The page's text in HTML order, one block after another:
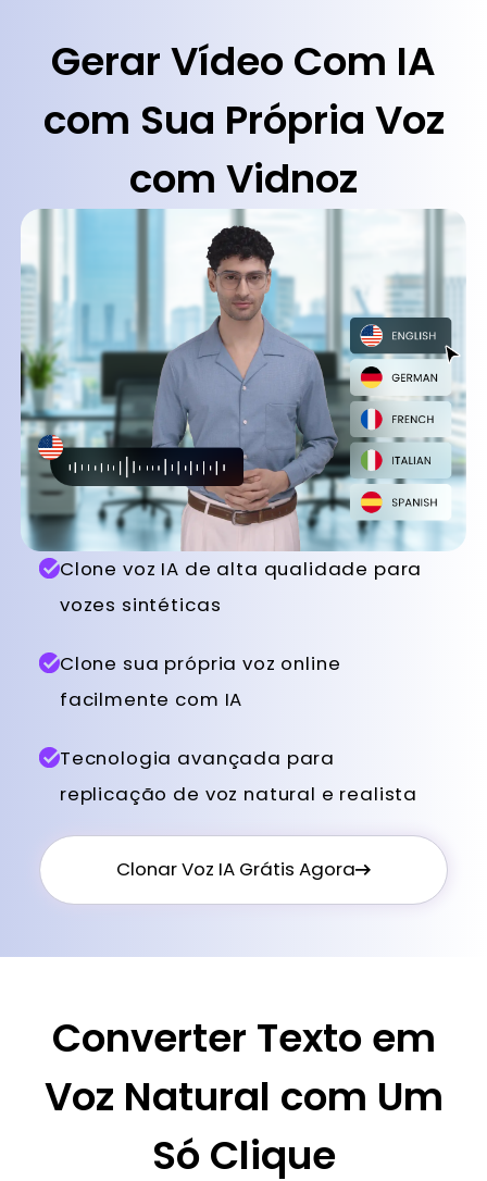
Gerar Vídeo Com IA
com Sua Própria Voz
com Vidnoz
Clone voz IA de alta qualidade para
vozes sintéticas
Clone sua própria voz online
facilmente com IA
Tecnologia avançada para
replicação de voz natural e realista
Clonar Voz IA Grátis Agora
Converter Texto em
Voz Natural com Um
Só Clique